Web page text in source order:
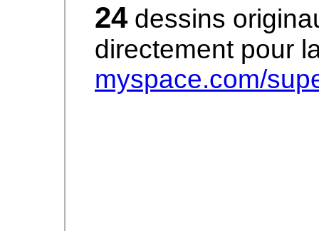
24dessins
directement pour
myspace.com/